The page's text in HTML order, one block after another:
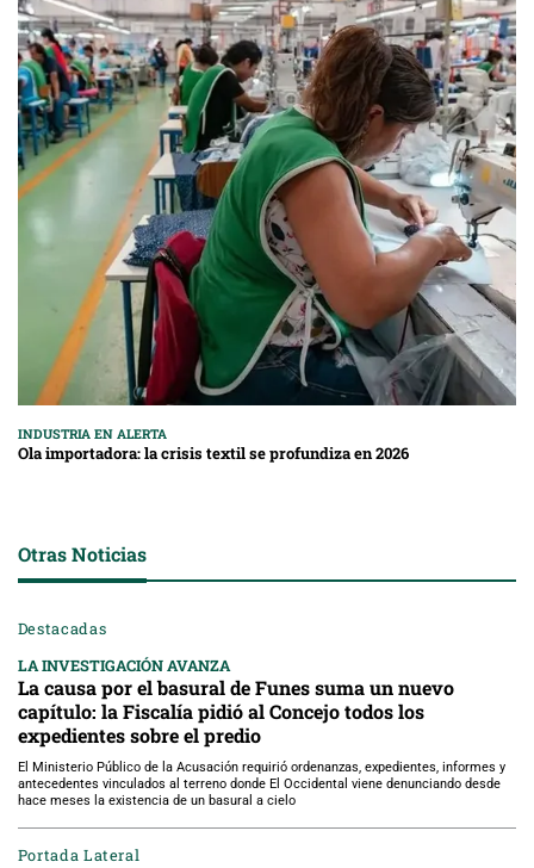
INDUSTRIA EN ALERTA
Ola importadora: la crisis textil se profundiza en 2026
Otras Noticias
Destacadas
LA INVESTIGACIÓN AVANZA
La causa por el basural de Funes suma un nuevo
capítulo: la Fiscalía pidió al Concejo todos los
expedientes sobre el predio
El Ministerio Público de la Acusación requirió ordenanzas, expedientes, informes y
antecedentes vinculados al terreno donde El Occidental viene denunciando desde
hace meses la existencia de un basural a cielo
Portada Lateral